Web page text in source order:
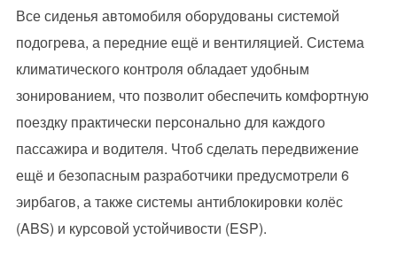
Все сиденья автомобиля оборудованы системой
подогрева, а передние ещё и вентиляцией. Система
климатического контроля обладает удобным
зонированием, что позволит обеспечить комфортную
поездку практически персонально для каждого
пассажира и водителя. Чтоб сделать передвижение
ещё и безопасным разработчики предусмотрели 6
эирбагов, а также системы антиблокировки колёс
(ABS) и курсовой устойчивости (ESP).